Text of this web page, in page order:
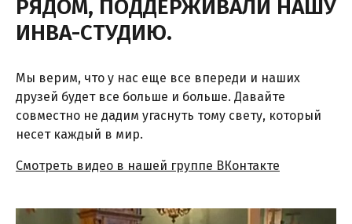
РЯДОМ, ПОДДЕРЖИВАЛИ НАШУ
ИНВА-СТУДИЮ.
Мы верим, что у нас еще все впереди и наших
друзей будет все больше и больше. Давайте
совместно не дадим угаснуть тому свету, который
несет каждый в мир.
Смотреть видео в нашей группе ВКонтакте